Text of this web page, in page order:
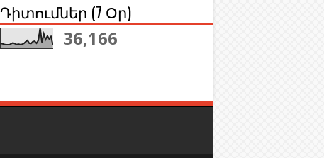
Դիտումներ (7 Օր)
36,166